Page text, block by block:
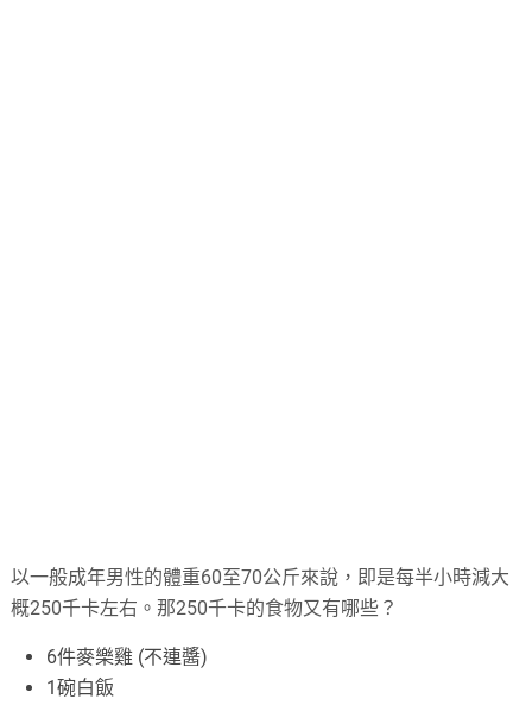
以一般成年男性的體重60至70公斤來說，即是每半小時減大
概250千卡左右。那250千卡的食物又有哪些？
6件麥樂雞 (不連醬)
1碗白飯